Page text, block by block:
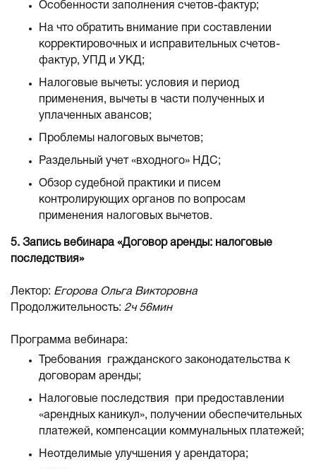
Особенности заполнения счетов-фактур;
На что обратить внимание при составлении
корректировочных и исправительных счетов-
фактур, УПД и УКД;
Налоговые вычеты: условия и период
применения, вычеты в части полученных и
уплаченных авансов;
Проблемы налоговых вычетов;
Раздельный учет «входного» НДС;
Обзор судебной практики и писем
контролирующих органов по вопросам
применения налоговых вычетов.
5. Запись вебинара «Договор аренды: налоговые
последствия»
Лектор: Егорова Ольга Викторовна
Продолжительность: 2ч 56мин
Программа вебинара:
Требования гражданского законодательства к
договорам аренды;
Налоговые последствия при предоставлении
«арендных каникул», получении обеспечительных
платежей, компенсации коммунальных платежей;
Неотделимые улучшения у арендатора;